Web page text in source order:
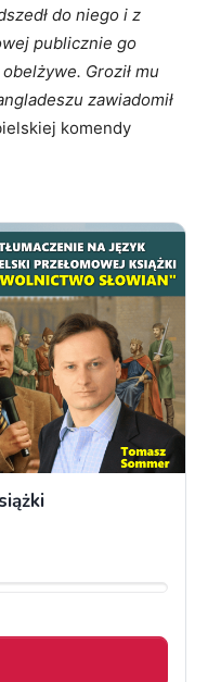
do niego i z
publicznie go
Groził mu
zawiadomił
komendy